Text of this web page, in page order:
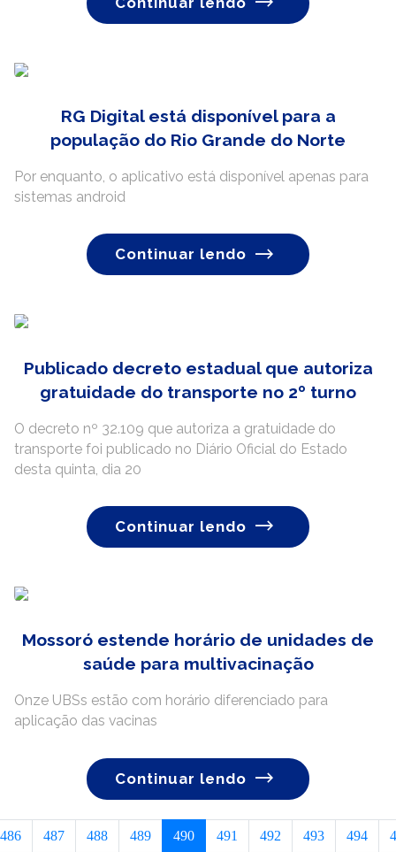
RG Digital está disponível para a
população do Rio Grande do Norte
Por enquanto, o aplicativo está disponível apenas para
sistemas android
Continuar lendo
Publicado decreto estadual que autoriza
gratuidade do transporte no 2º turno
O decreto nº 32.109 que autoriza a gratuidade do
transporte foi publicado no Diário Oficial do Estado
desta quinta, dia 20
Continuar lendo
Mossoró estende horário de unidades de
saúde para multivacinação
Onze UBSs estão com horário diferenciado para
aplicação das vacinas
Continuar lendo
486 487 488 489 490 491 492 493 494